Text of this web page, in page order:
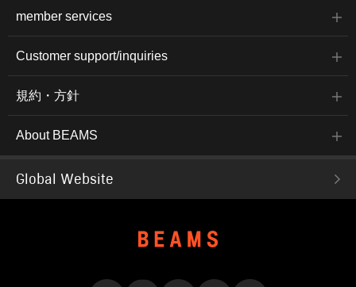
member services
Customer support/inquiries
規約・方針
About BEAMS
Global Website